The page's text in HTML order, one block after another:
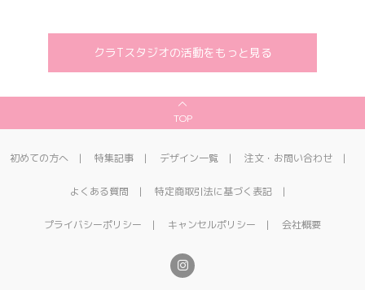
クラTスタジオの活動をもっと見る
TOP
初めての方へ 特集記事 デザイン一覧 注文・お問い合わせ
よくある質問 特定商取引法に基づく表記
プライバシーポリシー キャンセルポリシー 会社概要